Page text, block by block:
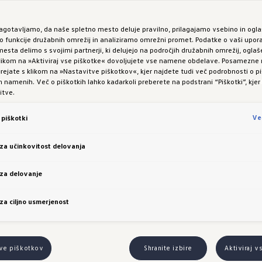
voljo na naslednji povezavi:Na zakonodajo EU
vaše pravice
podatkov spoštujemo načela preglednosti,
ustvarjeni podatki dostopni pod jasno
podatkov.
Posamezniki in podjetja imajo pravico, da
da naše spletno mesto deluje pravilno, prilagajamo vsebino in
funkcije družabnih omrežij in analiziramo omrežni promet. Podatke o vaši
delimo s svojimi partnerji, ki delujejo na področjih družabnih omrežij,
na »Aktiviraj vse piškotke« dovoljujete vse namene obdelave. Posamezne
s klikom na »Nastavitve piškotkov«, kjer najdete tudi več podrobnosti o
namenih. Več o piškotkih lahko kadarkoli preberete na podstrani “Piškotki”,
piškotki
učinkovitost delovanja
delovanje
ciljno usmerjenost
piškotkov Shranite izbire Aktiviraj